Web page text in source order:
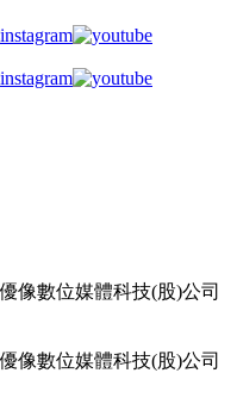
像數位媒體科技(股)公司
像數位媒體科技(股)公司